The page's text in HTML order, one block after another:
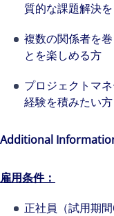
質的な課題解決
複数の関係者を
とを楽しめる方
プロジェクトマ
経験を積みたい方
Additional
雇用条件：
正社員（試用期
The world is
needs. Colliers
management
solutions-
see opportunity